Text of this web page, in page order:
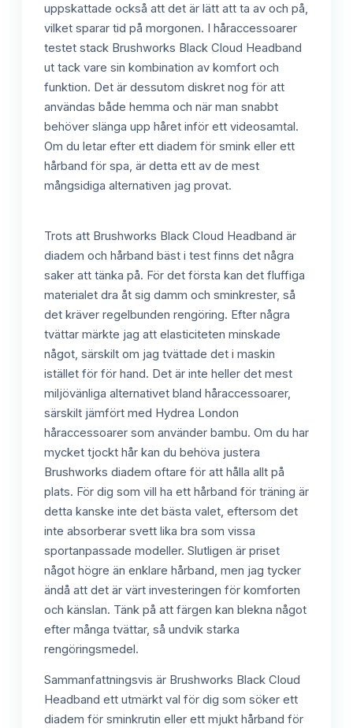
uppskattade också att det är lätt att ta av och på,
vilket sparar tid på morgonen. I håraccessoarer
testet stack Brushworks Black Cloud Headband
ut tack vare sin kombination av komfort och
funktion. Det är dessutom diskret nog för att
användas både hemma och när man snabbt
behöver slänga upp håret inför ett videosamtal.
Om du letar efter ett diadem för smink eller ett
hårband för spa, är detta ett av de mest
mångsidiga alternativen jag provat.
Trots att Brushworks Black Cloud Headband är
diadem och hårband bäst i test finns det några
saker att tänka på. För det första kan det fluffiga
materialet dra åt sig damm och sminkrester, så
det kräver regelbunden rengöring. Efter några
tvättar märkte jag att elasticiteten minskade
något, särskilt om jag tvättade det i maskin
istället för för hand. Det är inte heller det mest
miljövänliga alternativet bland håraccessoarer,
särskilt jämfört med Hydrea London
håraccessoarer som använder bambu. Om du har
mycket tjockt hår kan du behöva justera
Brushworks diadem oftare för att hålla allt på
plats. För dig som vill ha ett hårband för träning är
detta kanske inte det bästa valet, eftersom det
inte absorberar svett lika bra som vissa
sportanpassade modeller. Slutligen är priset
något högre än enklare hårband, men jag tycker
ändå att det är värt investeringen för komforten
och känslan. Tänk på att färgen kan blekna något
efter många tvättar, så undvik starka
rengöringsmedel.
Sammanfattningsvis är Brushworks Black Cloud
Headband ett utmärkt val för dig som söker ett
diadem för sminkrutin eller ett mjukt hårband för